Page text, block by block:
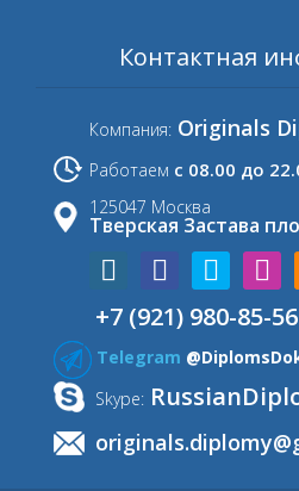
Контактная
Компания: Originals
Работаем с 08.00 до
125047 Москва
Тверская Застава
+7 (921) 980-85-56
Telegram
Skype: